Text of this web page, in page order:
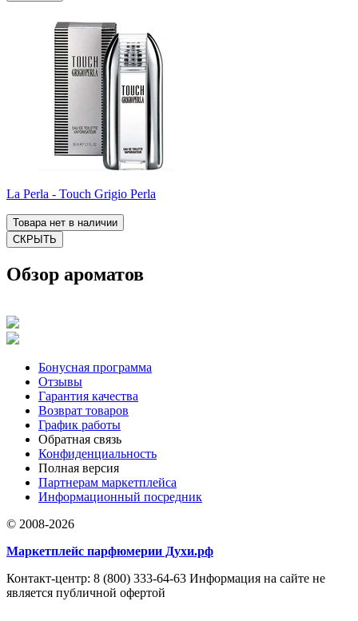
La Perla - Touch Grigio Perla
Товара нет в наличии
СКРЫТЬ
Обзор ароматов
Бонусная программа
Отзывы
Гарантия качества
Возврат товаров
График работы
Обратная связь
Конфиденциальность
Полная версия
Партнерам маркетплейса
Информационный посредник
© 2008-2026
Маркетплейс парфюмерии Духи.рф
Контакт-центр: 8 (800) 333-64-63 Информация на сайте не
является публичной офертой